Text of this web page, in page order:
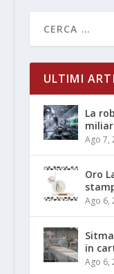
ULTIMI
La
Ago 7,
Oro
Ago 6,
in
Ago 6,